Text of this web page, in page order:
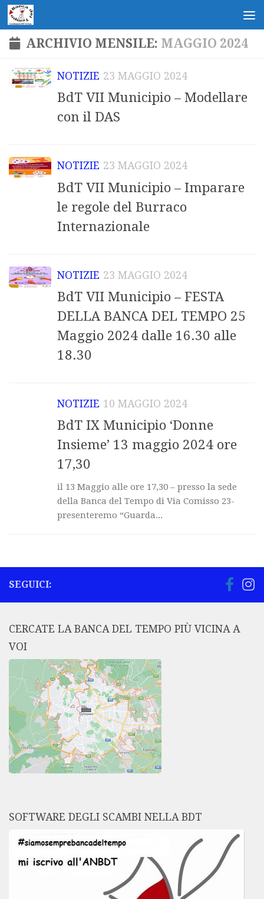
Salta al contenuto
ARCHIVIO MENSILE: MAGGIO 2024
NOTIZIE 23 MAGGIO 2024
BdT VII Municipio – Modellare
con il DAS
NOTIZIE 23 MAGGIO 2024
BdT VII Municipio – Imparare
le regole del Burraco
Internazionale
NOTIZIE 23 MAGGIO 2024
BdT VII Municipio – FESTA
DELLA BANCA DEL TEMPO 25
Maggio 2024 dalle 16.30 alle
18.30
NOTIZIE 10 MAGGIO 2024
BdT IX Municipio ‘Donne
Insieme’ 13 maggio 2024 ore
17,30
il 13 Maggio alle ore 17,30 – presso la sede
della Banca del Tempo di Via Comisso 23-
presenteremo “Guarda...
SEGUICI:
CERCATE LA BANCA DEL TEMPO PIÙ VICINA A
VOI
SOFTWARE DEGLI SCAMBI NELLA BDT